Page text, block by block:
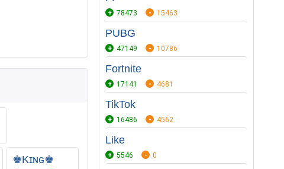
♚Kɪɴɢ♚
78473 15463
PUBG
47149 10786
Fortnite
17141 4681
TikTok
16486 4562
Like
5546 0